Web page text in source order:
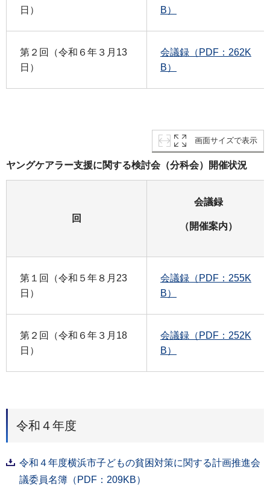
日） B）
第２回（令和６年３月13
日）
会議録（PDF：262K
B）
画面サイズで表示
ヤングケアラー支援に関する検討会（分科会）開催状況
回
会議録
（開催案内）
第１回（令和５年８月23
日）
会議録（PDF：255K
B）
第２回（令和６年３月18
日）
会議録（PDF：252K
B）
令和４年度
令和４年度横浜市子どもの貧困対策に関する計画推進会
議委員名簿（PDF：209KB）